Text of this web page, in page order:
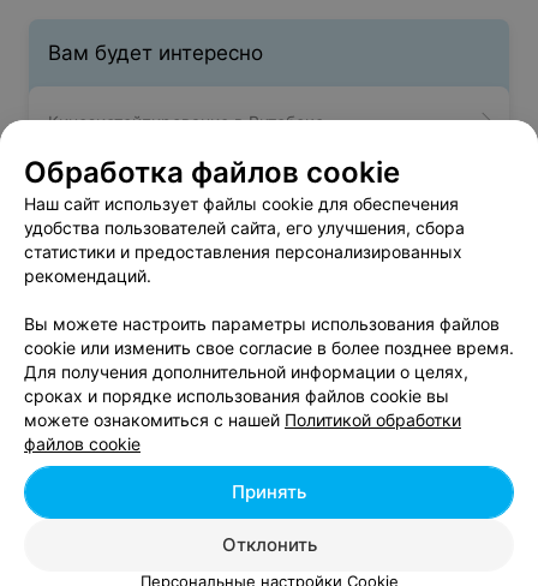
Вам будет интересно
Кинезиотейпирование в Витебске
Биорезонансная терапия в Витебске
Торакальная хирургия в Витебске
Добавить компанию
Добавить специалиста
Обработка файлов cookie
Наш сайт использует файлы cookie для обеспечения
удобства пользователей сайта, его улучшения, сбора
статистики и предоставления персонализированных
рекомендаций.
Вы можете настроить параметры использования файлов
cookie или изменить свое согласие в более позднее время.
Для получения дополнительной информации о целях,
сроках и порядке использования файлов cookie вы
можете ознакомиться с нашей Политикой обработки
файлов cookie
Отклонить
Принять
Персональные настройки Cookie